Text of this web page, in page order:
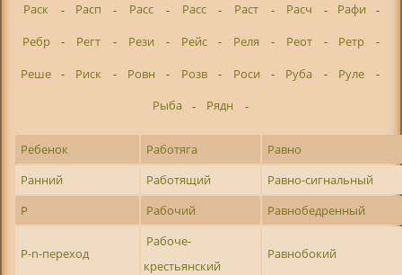
Раск
- Расп - Расс - Расс - Раст - Расч - Рафи
-
Ребр
- Регт - Рези - Рейс - Реля - Реот - Ретр
-
Реше
- Риск - Ровн - Розв - Роси - Руба - Руле
-
Рыба
- Рядн -
Ребенок Работяга
Равно
Ранний
Работящий
Равно-сигнальный
Р
Рабочий Равнобедренный
Р-n-переход
Рабоче-
крестьянский
Равнобокий